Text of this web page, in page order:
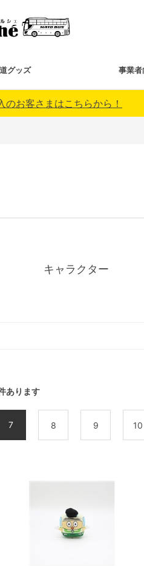
グッズ 事業
お客さまはこちらから！
キャラクター
あります
7 8 9 10